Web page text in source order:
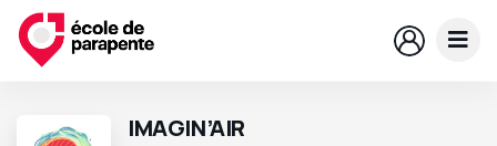
IMAGIN’AIR